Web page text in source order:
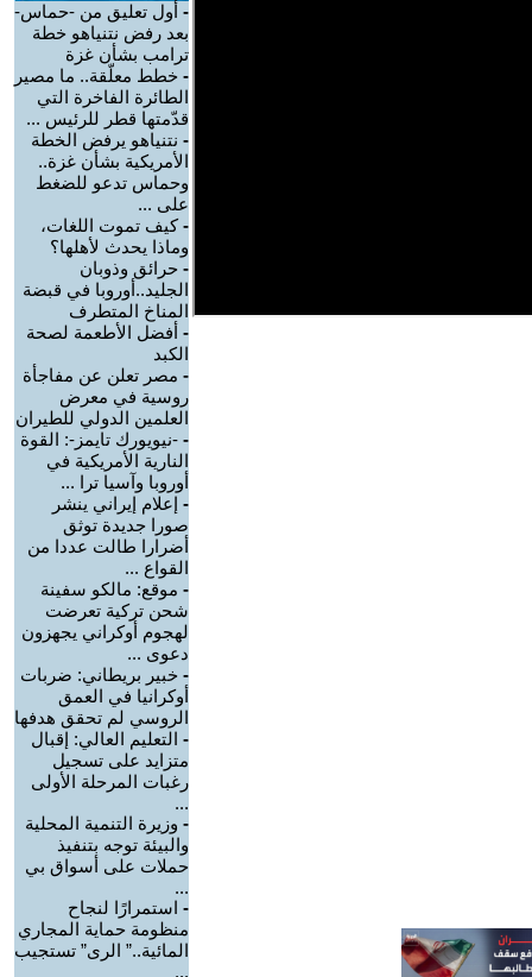
- أول تعليق من -حماس-
بعد رفض نتنياهو خطة
ترامب بشأن غزة
- خطط معلّقة.. ما مصير
الطائرة الفاخرة التي
قدّمتها قطر للرئيس ...
- نتنياهو يرفض الخطة
الأمريكية بشأن غزة..
وحماس تدعو للضغط
على ...
-كيف تموت اللغات،
وماذا يحدث لأهلها؟
- حرائق وذوبان
الجليد..أوروبا في قبضة
المناخ المتطرف
- أفضل الأطعمة لصحة
الكبد
- مصر تعلن عن مفاجأة
روسية في معرض
العلمين الدولي للطيران
- -نيويورك تايمز-: القوة
النارية الأمريكية في
أوروبا وآسيا ترا ...
- إعلام إيراني ينشر
صورا جديدة توثق
أضرارا طالت عددا من
القواع ...
- موقع: مالكو سفينة
شحن تركية تعرضت
لهجوم أوكراني يجهزون
دعوى ...
- خبير بريطاني: ضربات
أوكرانيا في العمق
الروسي لم تحقق هدفها
- التعليم العالي: إقبال
متزايد على تسجيل
رغبات المرحلة الأولى
...
- وزيرة التنمية المحلية
والبيئة توجه بتنفيذ
حملات على أسواق بي
...
- استمرارًا لنجاح
منظومة حماية المجاري
المائية..” الرى” تستجيب
...